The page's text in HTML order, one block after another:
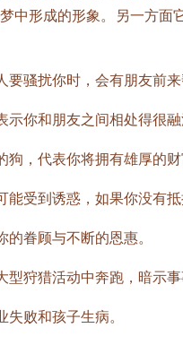
中形成的形象。另一方
骚扰你时，会有朋友前来
你和朋友之间相处得很融
，代表你将拥有雄厚的财
到诱惑，如果你没有抵
眷顾与不断的恩惠。
狩猎活动中奔跑，暗示事
败和孩子生病。